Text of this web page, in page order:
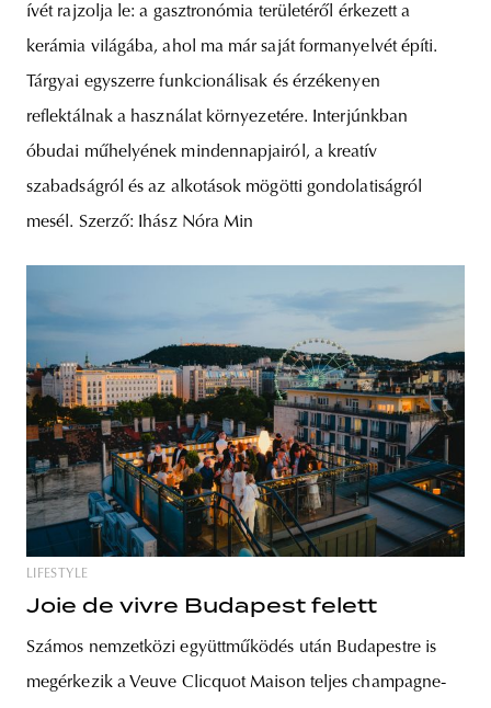
ívét rajzolja le: a gasztronómia területéről érkezett a
kerámia világába, ahol ma már saját formanyelvét építi.
Tárgyai egyszerre funkcionálisak és érzékenyen
reflektálnak a használat környezetére. Interjúnkban
óbudai műhelyének mindennapjairól, a kreatív
szabadságról és az alkotások mögötti gondolatiságról
mesél. Szerző: Ihász Nóra Min
LIFESTYLE
Joie de vivre Budapest felett
Számos nemzetközi együttműködés után Budapestre is
megérkezik a Veuve Clicquot Maison teljes champagne-